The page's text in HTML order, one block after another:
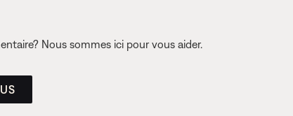
Nous sommes ici pour vous aider.